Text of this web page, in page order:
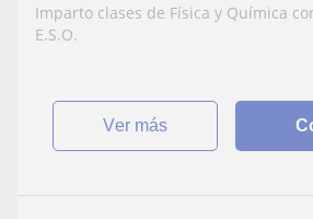
Imparto clases de Física y Química
E.S.O.
ver más